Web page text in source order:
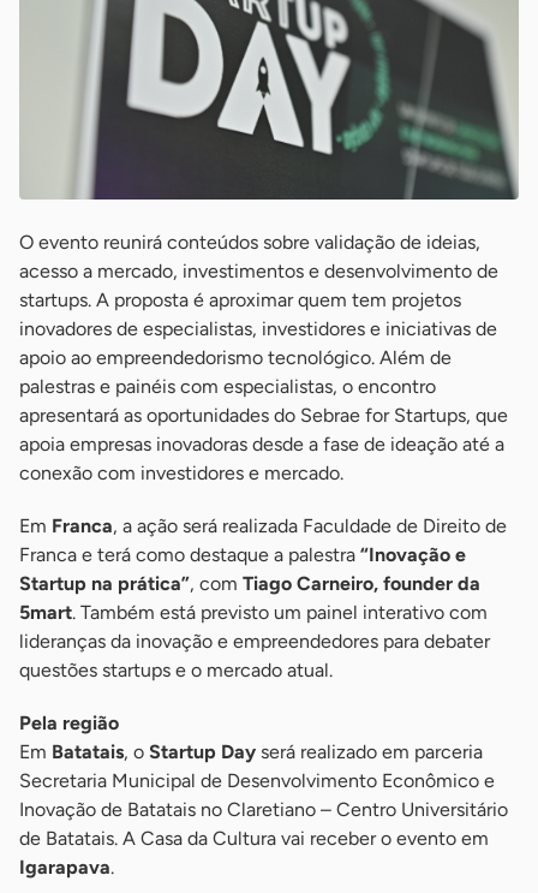
O evento reunirá conteúdos sobre validação de ideias,
acesso a mercado, investimentos e desenvolvimento de
startups. A proposta é aproximar quem tem projetos
inovadores de especialistas, investidores e iniciativas de
apoio ao empreendedorismo tecnológico. Além de
palestras e painéis com especialistas, o encontro
apresentará as oportunidades do Sebrae for Startups, que
apoia empresas inovadoras desde a fase de ideação até a
conexão com investidores e mercado.
Em Franca, a ação será realizada Faculdade de Direito de
Franca e terá como destaque a palestra “Inovação e
Startup na prática”, com Tiago Carneiro, founder da
5mart. Também está previsto um painel interativo com
lideranças da inovação e empreendedores para debater
questões startups e o mercado atual.
Pela região
Em Batatais, o Startup Day será realizado em parceria
Secretaria Municipal de Desenvolvimento Econômico e
Inovação de Batatais no Claretiano – Centro Universitário
de Batatais. A Casa da Cultura vai receber o evento em
Igarapava.